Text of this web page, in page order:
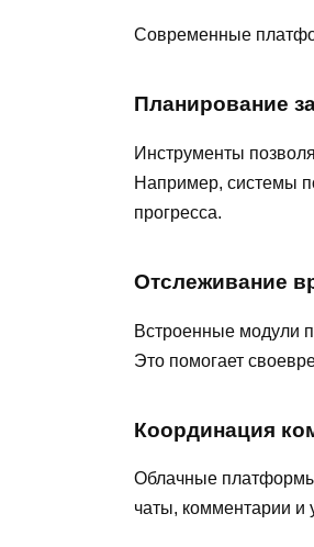
Современные
Планирование
Инструменты
Например, системы
прогресса.
Отслеживание
Встроенные модули
Это помогает
Координация
Облачные платформы
чаты, комментарии и